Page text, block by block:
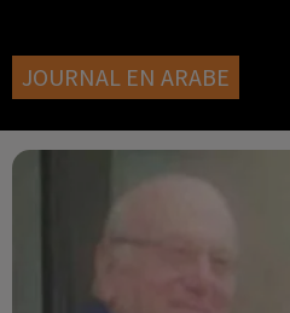
JOURNAL EN ARABE